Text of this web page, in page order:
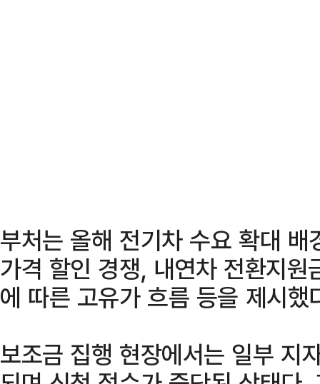
부처는 올해 전기차 수요 확대
가격 할인 경쟁, 내연차 전환지
에 따른 고유가 흐름 등을 제시했
보조금 집행 현장에서는 일부 지